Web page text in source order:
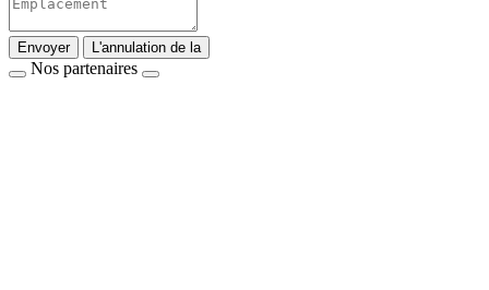
Envoyer L'annulation de la
Nos partenaires